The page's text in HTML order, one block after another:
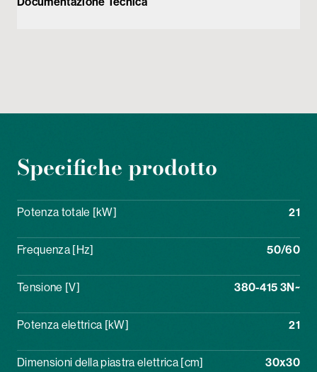
Specifiche prodotto
Potenza totale [kW] 21
Frequenza [Hz] 50/60
Tensione [V] 380-415 3N~
Potenza elettrica [kW] 21
Dimensioni della piastra elettrica [cm] 30x30